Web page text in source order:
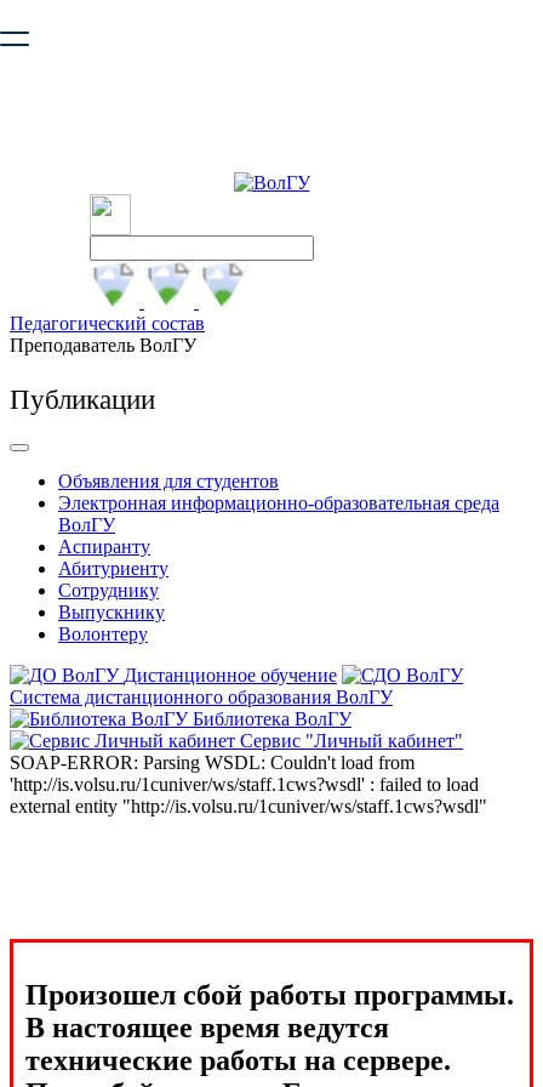
безопасную работу с сайтом. Пожалуйста
Педагогический состав
Преподаватель ВолГУ
Публикации
Объявления для студентов
Электронная информационно-образовательная среда
ВолГУ
Аспиранту
Абитуриенту
Сотруднику
Выпускнику
Волонтеру
Дистанционное обучение
Система дистанционного образования ВолГУ
Библиотека ВолГУ
Сервис "Личный кабинет"
SOAP-ERROR: Parsing WSDL: Couldn't load from
'http://is.volsu.ru/1cuniver/ws/staff.1cws?wsdl' : failed to load
external entity "http://is.volsu.ru/1cuniver/ws/staff.1cws?wsdl"
Произошел сбой работы программы.
В настоящее время ведутся
технические работы на сервере.